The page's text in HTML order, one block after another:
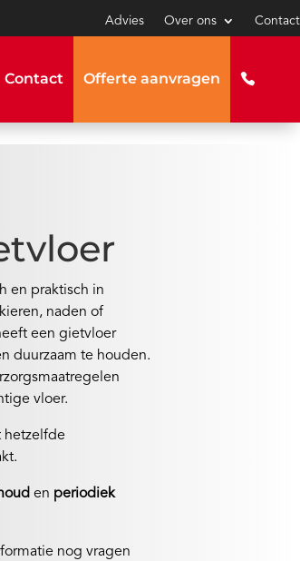
Advies Over ons Contact
Contact Offerte aanvragen
en praktisch in
naden of
een gietvloer
duurzaam te houden.
vloer.
hetzelfde
en periodiek
nog vragen